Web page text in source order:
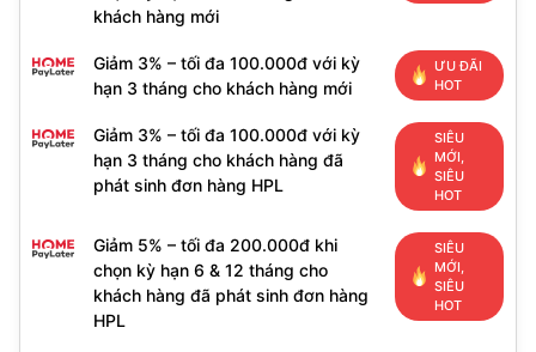
khách hàng mới
Giảm 3% – tối đa 100.000đ với kỳ
hạn 3 tháng cho khách hàng mới
ƯU ĐÃI
HOT
Giảm 3% – tối đa 100.000đ với kỳ
hạn 3 tháng cho khách hàng đã
phát sinh đơn hàng HPL
SIÊU
MỚI,
SIÊU
HOT
Giảm 5% – tối đa 200.000đ khi
chọn kỳ hạn 6 & 12 tháng cho
khách hàng đã phát sinh đơn hàng
HPL
SIÊU
MỚI,
SIÊU
HOT